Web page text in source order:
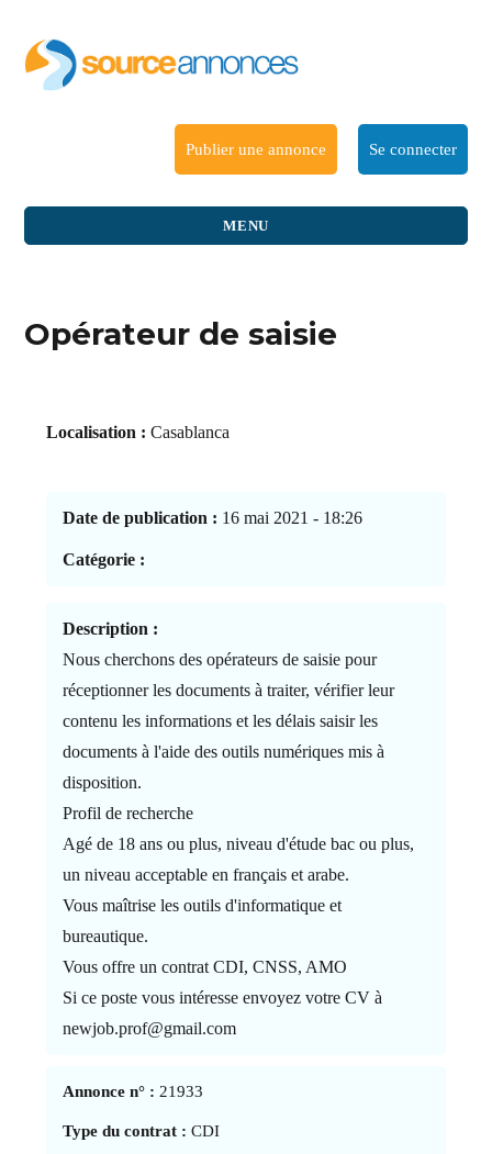
Publier une annonce Se connecter
MENU
Opérateur de saisie
Localisation : Casablanca
Date de publication : 16 mai 2021 - 18:26
Catégorie :
Description :
Nous cherchons des opérateurs de saisie pour
réceptionner les documents à traiter, vérifier leur
contenu les informations et les délais saisir les
documents à l'aide des outils numériques mis à
disposition.
Profil de recherche
Agé de 18 ans ou plus, niveau d'étude bac ou plus,
un niveau acceptable en français et arabe.
Vous maîtrise les outils d'informatique et
bureautique.
Vous offre un contrat CDI, CNSS, AMO
Si ce poste vous intéresse envoyez votre CV à
newjob.prof@gmail.com
Annonce n° : 21933
Type du contrat : CDI